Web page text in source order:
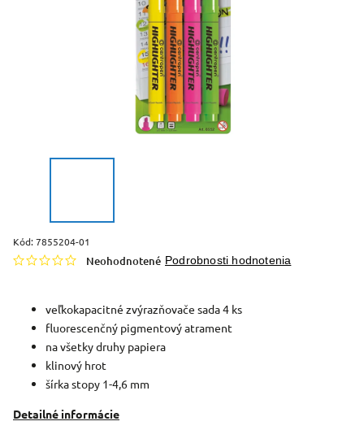
Kód:7855204-01
Neohodnotené Podrobnosti hodnotenia
veľkokapacitné zvýrazňovače sada 4 ks
fluorescenčný pigmentový atrament
na všetky druhy papiera
klinový hrot
šírka stopy 1-4,6 mm
Detailné informácie